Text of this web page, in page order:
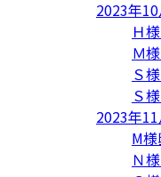
2023年10
Ｈ
Ｍ
Ｓ
Ｓ
2023年11
M
Ｎ